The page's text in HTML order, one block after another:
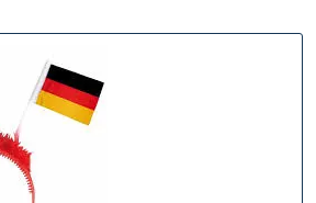
Rennstrecke